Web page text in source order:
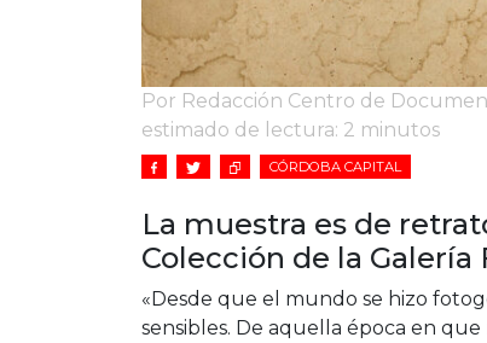
Por Redacción Centro de
estimado de lectura: 2 minutos
CÓRDOBA CAPITAL
La muestra es de
Colección de la Galería
«Desde que el mundo se hizo
sensibles. De aquella época en